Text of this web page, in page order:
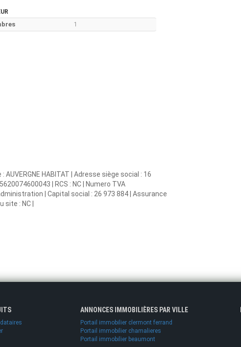
1
HABITAT | Adresse siège social : 16
| RCS : NC | Numero TVA
| Capital social : 26 973 884 | Assurance
site : NC |
ANNONCES IMMOBILIÈRES PAR VILLE
Portail immobilier clermont ferrand
Portail immobilier chamalieres
Portail immobilier beaumont